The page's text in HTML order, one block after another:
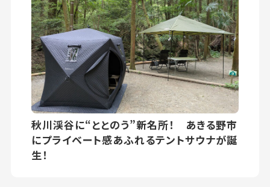
秋川渓谷に“ととのう”新名所！ あきる野市
にプライベート感あふれるテントサウナが誕
生！